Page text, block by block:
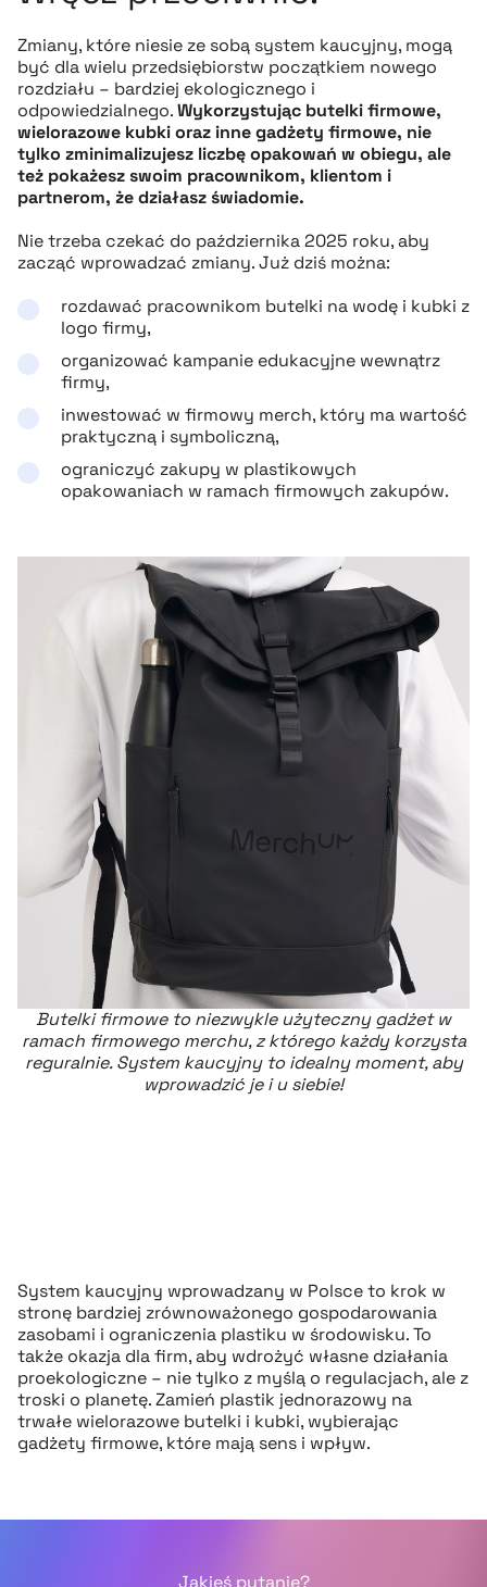
Zmiany, które niesie ze sobą system kaucyjny, mogą
być dla wielu przedsiębiorstw początkiem nowego
rozdziału – bardziej ekologicznego i
odpowiedzialnego.Wykorzystując butelki firmowe,
wielorazowe kubki oraz inne gadżety firmowe, nie
tylko zminimalizujesz liczbę opakowań w obiegu, ale
też pokażesz swoim pracownikom, klientom i
partnerom, że działasz świadomie.
Nie trzeba czekać do października 2025 roku, aby
zacząć wprowadzać zmiany. Już dziś można:
rozdawać pracownikom butelki na wodę i kubki z
logo firmy,
organizować kampanie edukacyjne wewnątrz
firmy,
inwestować w firmowy merch, który ma wartość
praktyczną i symboliczną,
ograniczyć zakupy w plastikowych
opakowaniach w ramach firmowych zakupów.
Butelki firmowe to niezwykle użyteczny gadżet w
ramach firmowego merchu, z którego każdy korzysta
reguralnie. System kaucyjny to idealny moment, aby
wprowadzić je i u siebie!
System kaucyjny wprowadzany w Polsce to krok w
stronę bardziej zrównoważonego gospodarowania
zasobami i ograniczenia plastiku w środowisku. To
także okazja dla firm, aby wdrożyć własne działania
proekologiczne – nie tylko z myślą o regulacjach, ale z
troski o planetę. Zamień plastik jednorazowy na
trwałe wielorazowe butelki i kubki, wybierając
gadżety firmowe, które mają sens i wpływ.